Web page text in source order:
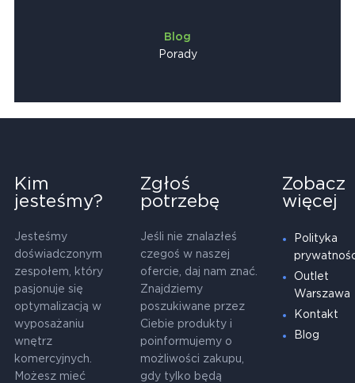
Blog
Porady
Kim
jesteśmy?
Jesteśmy
doświadczonym
zespołem, który
pasjonuje się
optymalizacją w
wyposażaniu
wnętrz
komercyjnych.
Możesz mieć
Zgłoś
potrzebę
Jeśli nie znalazłeś
czegoś w naszej
ofercie, daj nam znać.
Znajdziemy
poszukiwane przez
Ciebie produkty i
poinformujemy o
możliwości zakupu,
gdy tylko będą
Zobacz
więcej
Polityka
Outlet
Warszawa
Kontakt
Blog